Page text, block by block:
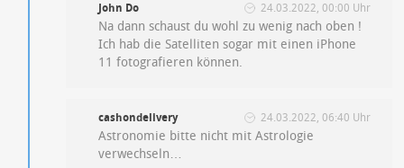
John Do 24.03.2022, 00:00 Uhr
Na dann schaust du wohl zu wenig nach oben !
Ich hab die Satelliten sogar mit einen iPhone
11 fotografieren können.
cashondelivery 24.03.2022, 06:40 Uhr
Astronomie bitte nicht mit Astrologie
verwechseln…